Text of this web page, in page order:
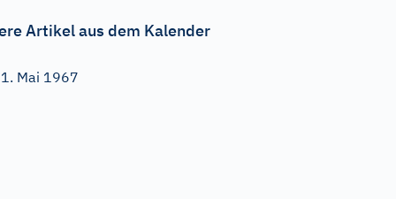
Artikel aus dem Kalender
Mai 1967